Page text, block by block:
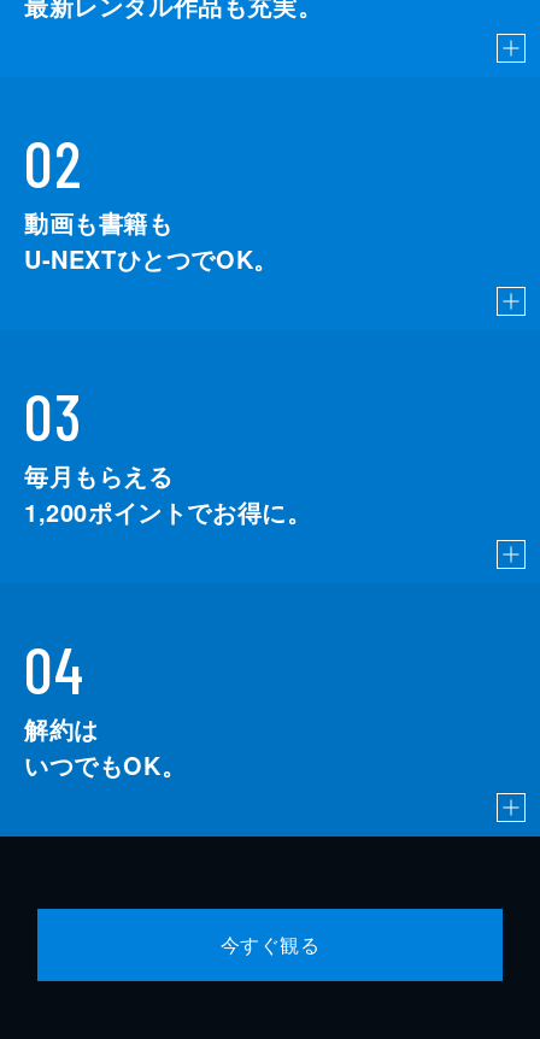
02
動画も書籍も
U-NEXTひとつでOK。
03
毎月もらえる
1,200ポイントでお得に。
04
解約は
いつでもOK。
今すぐ観る